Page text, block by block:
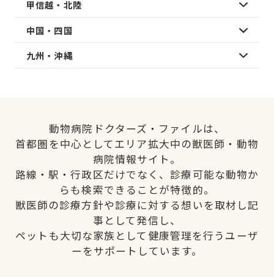
甲信越・北陸
中国・四国
九州・沖縄
動物病院ドクターズ・ファイルは、
首都圏を中心としてエリア拡大中の獣医師・動物
病院情報サイト。
路線・駅・行政区だけでなく、診療可能な動物か
らも検索できることが特徴的。
獣医師の診療方針や診療に対する想いを取材し記
事として発信し、
ペットも大切な家族として健康管理を行うユーザ
ーをサポートしています。